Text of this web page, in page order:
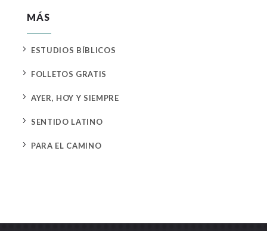
MÁS
5 ESTUDIOS BÍBLICOS
5 FOLLETOS GRATIS
5 AYER, HOY Y SIEMPRE
5 SENTIDO LATINO
5 PARA EL CAMINO